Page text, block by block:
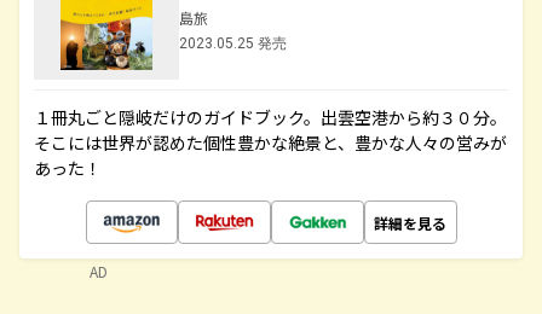
島旅
2023.05.25 発売
１冊丸ごと隠岐だけのガイドブック。出雲空港から約３０分。
そこには世界が認めた個性豊かな絶景と、豊かな人々の営みが
あった！
詳細を見る
AD